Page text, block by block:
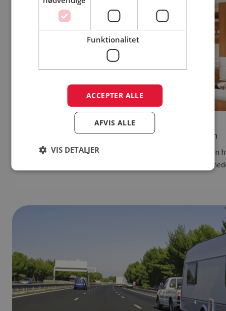
Pas på vægten
Vi vil gerne have det hele med på ferie, og campingvognen
man blive overrasket over, hvor meget en vogn i
Funktionalitet
ACCEPTER ALLE
AFVIS ALLE
VIS DETALJER